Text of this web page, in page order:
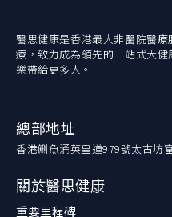
醫思健康是香港最大非醫院醫
療，致力成為領先的一站式大
樂帶給更多人。
總部地址
香港鰂魚涌英皇道979號太古坊
關於醫思健康
重要里程碑